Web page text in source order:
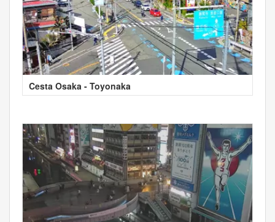
Cesta Osaka - Toyonaka